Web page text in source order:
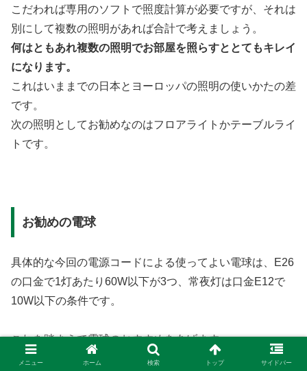
こだわれば専用のソフトで照度計算が必要ですが、それは
別にして複数の照明があれば合計で考えましょう。
何はともあれ複数の照明でお部屋を照らすととてもキレイ
になります。
これはいままでの日本とヨーロッパの照明の使いかたの差
です。
次の照明としてお勧めなのはフロアライトかテーブルライ
トです。
お勧めの電球
具体的な今回の電源コードによる使ってよい電球は、E26
の口金で1灯あたり60W以下が3つ、常夜灯は口金E12で
10W以下の条件です。
これを踏まえて電球のおすすめをあげます。
メニュー ホーム 検索 トップ サイドバー